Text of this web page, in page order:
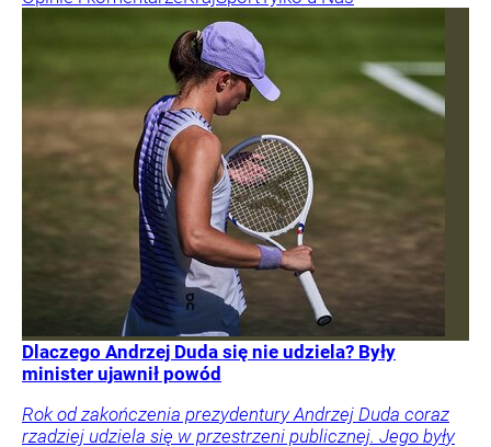
Dlaczego Andrzej Duda się nie udziela? Były
minister ujawnił powód
Rok od zakończenia prezydentury Andrzej Duda coraz
rzadziej udziela się w przestrzeni publicznej. Jego były